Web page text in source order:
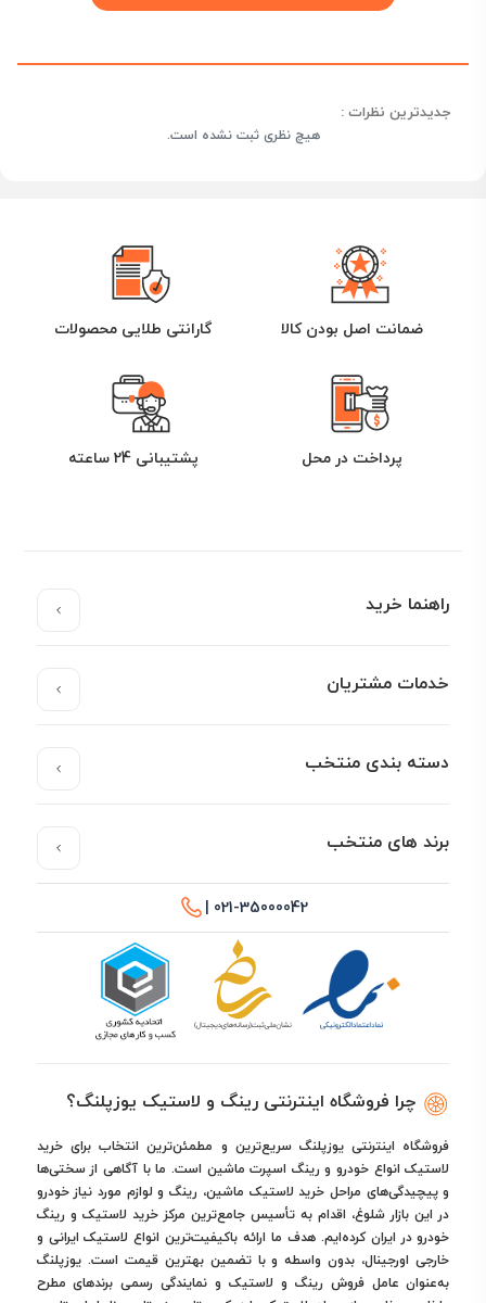
جدیدترین نظرات :
هیچ نظری ثبت نشده است.
ضمانت اصل بودن کالا گارانتی طلایی محصولات
پرداخت در محل پشتیبانی 24 ساعته
راهنما خرید
خدمات مشتریان
دسته بندی منتخب
برند های منتخب
021-35000042 |
چرا فروشگاه اینترنتی رینگ و لاستیک یوزپلنگ؟
فروشگاه اینترنتی یوزپلنگ سریع‌ترین و مطمئن‌ترین انتخاب برای خرید
لاستیک انواع خودرو و رینگ اسپرت ماشین است. ما با آگاهی از سختی‌ها
و پیچیدگی‌های مراحل خرید لاستیک ماشین، رینگ و لوازم مورد نیاز خودرو
در این بازار شلوغ، اقدام به تأسیس جامع‌ترین مرکز خرید لاستیک و رینگ
خودرو در ایران کرده‌ایم. هدف ما ارائه باکیفیت‌ترین انواع لاستیک ایرانی و
خارجی اورجینال، بدون واسطه و با تضمین بهترین قیمت است. یوزپلنگ
به‌عنوان عامل فروش رینگ و لاستیک و نمایندگی رسمی برندهای مطرح